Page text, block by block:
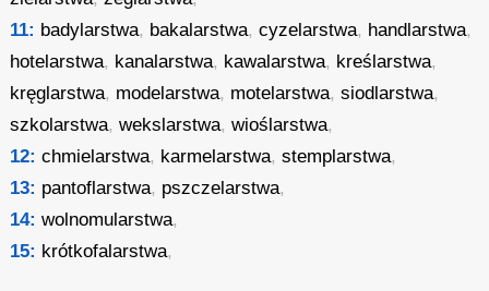
11: badylarstwa, bakalarstwa,cyzelarstwa, handlarstwa,
hotelarstwa, kanalarstwa, kawalarstwa, kreślarstwa,
kręglarstwa, modelarstwa, motelarstwa,siodlarstwa,
szkolarstwa,wekslarstwa,wioślarstwa,
12: chmielarstwa, karmelarstwa,stemplarstwa,
13: pantoflarstwa, pszczelarstwa,
14: wolnomularstwa,
15: krótkofalarstwa,